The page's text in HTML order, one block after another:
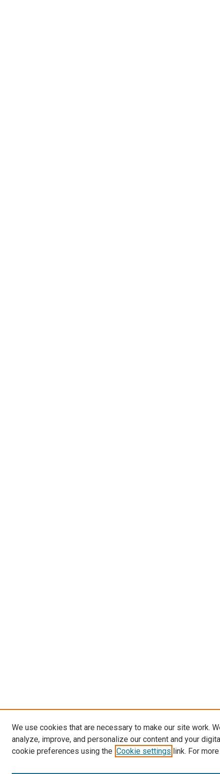
We use cookies that are necessary to make our site work.
analyze, improve, and personalize our content and your
cookie preferences using the Cookie settings link. For